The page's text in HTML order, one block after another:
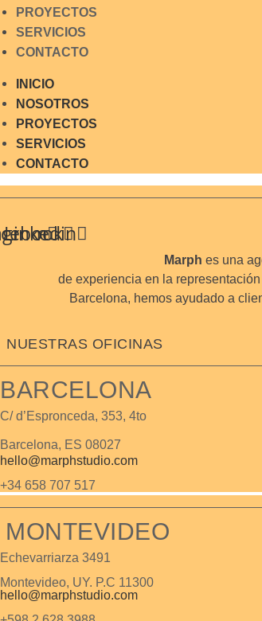
PROYECTOS
SERVICIOS
CONTACTO
INICIO
NOSOTROS
PROYECTOS
SERVICIOS
CONTACTO
Linkedin
Marph es una
de experiencia en la
Barcelona, hemos ayudado a
NUESTRAS OFICINAS
BARCELONA
C/ d’Espronceda, 353, 4to
Barcelona, ES 08027
hello@marphstudio.com
+34 658 707 517
MONTEVIDEO
Echevarriarza 3491
Montevideo, UY. P.C 11300
hello@marphstudio.com